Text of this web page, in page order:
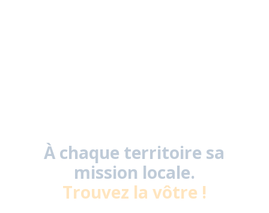
À chaque territoire sa
mission locale.
Trouvez la vôtre !